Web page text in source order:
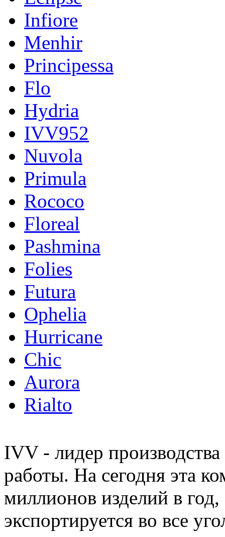
Infiore
Menhir
Principessa
Flo
Hydria
IVV952
Nuvola
Primula
Rococo
Floreal
Pashmina
Folies
Futura
Ophelia
Hurricane
Chic
Aurora
Rialto
IVV - лидер производства
работы. На сегодня эта
миллионов изделий в
экспортируется во все